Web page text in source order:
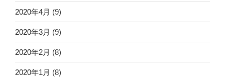
2020年4月 (9)
2020年3月 (9)
2020年2月 (8)
2020年1月 (8)